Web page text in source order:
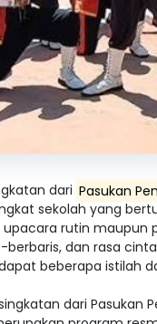
dari Pasukan
sekolah yang
rutin maupun
berbaris, dan rasa
beberapa istilah
dari Pasukan